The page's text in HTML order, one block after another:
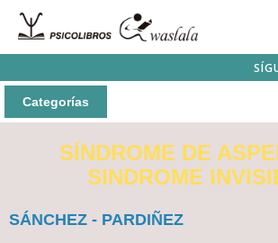
Categorías
SÍNDROME DE
SINDROME
SÁNCHEZ - PARDIÑEZ